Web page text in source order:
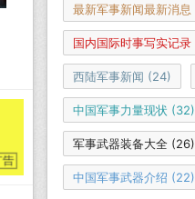
最新军事新闻最新消息
国内国际时事写实记录
西陆军事新闻 (24)
中国军事力量现状 (32)
军事武器装备大全 (26)
中国军事武器介绍 (22)